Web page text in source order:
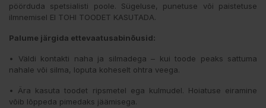
pöörduda spetsialisti poole. Sügeluse, punetuse või paistetuse
ilmnemisel EI TOHI TOODET KASUTADA.
Palume järgida ettevaatusabinõusid:
• Väldi kontakti naha ja silmadega – kui toode peaks sattuma
nahale või silma, loputa koheselt ohtra veega.
• Ära kasuta toodet ripsmetel ega kulmudel. Hoiatuse eiramine
võib lõppeda pimedaks jäämisega.